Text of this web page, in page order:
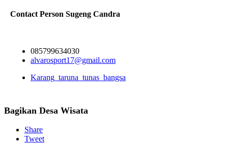
Contact Person Sugeng Candra
085799634030
alvarosport17@gmail.com
Karang_taruna_tunas_bangsa
Bagikan Desa Wisata
Share
Tweet